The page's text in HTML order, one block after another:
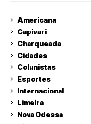
Americana
Capivari
Charqueada
Cidades
Colunistas
Esportes
Internacional
Limeira
Nova Odessa